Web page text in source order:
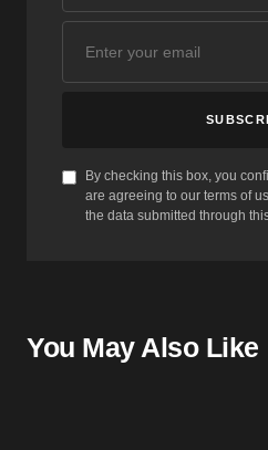
By checking this box, you
are agreeing to our terms of
the data submitted through
You May Also Like